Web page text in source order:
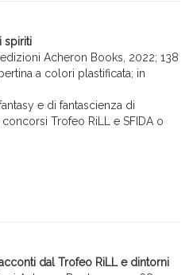
spiriti
Acheron Books, 2022; 138
a colori plastificata; in
e di fantascienza di
Trofeo RiLL e SFIDA o
dal Trofeo RiLL e dintorni